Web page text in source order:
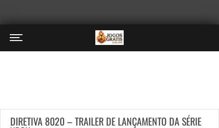
DIRETIVA 8020 – TRAILER DE LANÇAMENTO DA SÉRIE